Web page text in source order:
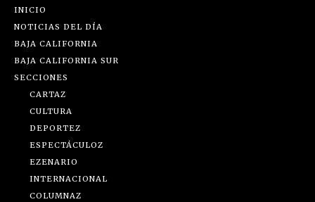
INICIO
NOTICIAS DEL DÍA
BAJA CALIFORNIA
BAJA CALIFORNIA SUR
SECCIONES
CARTAZ
CULTURA
DEPORTEZ
ESPECTÁCULOZ
EZENARIO
INTERNACIONAL
COLUMNAZ